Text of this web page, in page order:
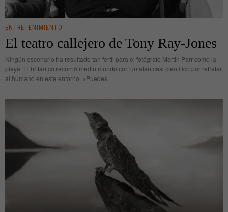
ENTRETENIMIENTO
El teatro callejero de Tony Ray-Jones
Ningún escenario ha resultado tan fértil para el fotógrafo Martin Parr como la
playa. El británico recorrió medio mundo con un afán casi científico por retratar
al humano en este entorno. «Puedes